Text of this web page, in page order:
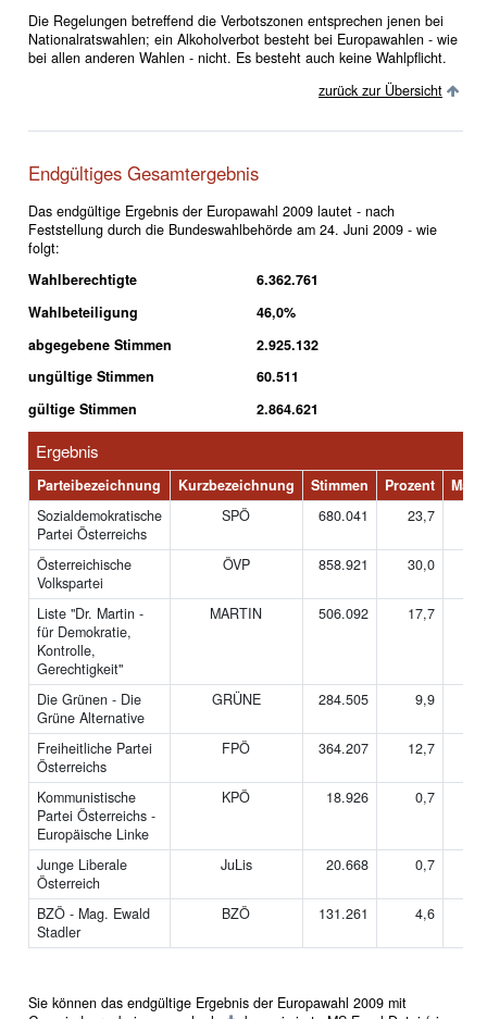
Die Regelungen betreffend die Verbotszonen entsprechen jenen bei
Nationalratswahlen; ein Alkoholverbot besteht bei Europawahlen - wie
bei allen anderen Wahlen - nicht. Es besteht auch keine Wahlpflicht.
zurück zur Übersicht
Endgültiges Gesamtergebnis
Das endgültige Ergebnis der Europawahl 2009 lautet - nach
Feststellung durch die Bundeswahlbehörde am 24. Juni 2009 - wie
folgt:
Wahlberechtigte
6.362.761
Wahlbeteiligung
46,0%
abgegebene Stimmen
2.925.132
ungültige Stimmen
60.511
gültige Stimmen
2.864.621
Ergebnis
Parteibezeichnung Kurzbezeichnung Stimmen Prozent
Sozialdemokratische
Partei Österreichs
SPÖ 680.041 23,7
Österreichische
Volkspartei
ÖVP 858.921 30,0
Liste "Dr. Martin -
für Demokratie,
Kontrolle,
Gerechtigkeit"
MARTIN 506.092 17,7
Die Grünen - Die
Grüne Alternative
GRÜNE 284.505 9,9
Freiheitliche Partei
Österreichs
FPÖ 364.207 12,7
Kommunistische
Partei Österreichs -
Europäische Linke
KPÖ 18.926 0,7
Junge Liberale
Österreich
JuLis 20.668 0,7
BZÖ - Mag. Ewald
Stadler
BZÖ 131.261 4,6
Sie können das endgültige Ergebnis der Europawahl 2009 mit